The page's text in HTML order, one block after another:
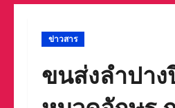
ข่าวสาร
ขนส่งลำปาง